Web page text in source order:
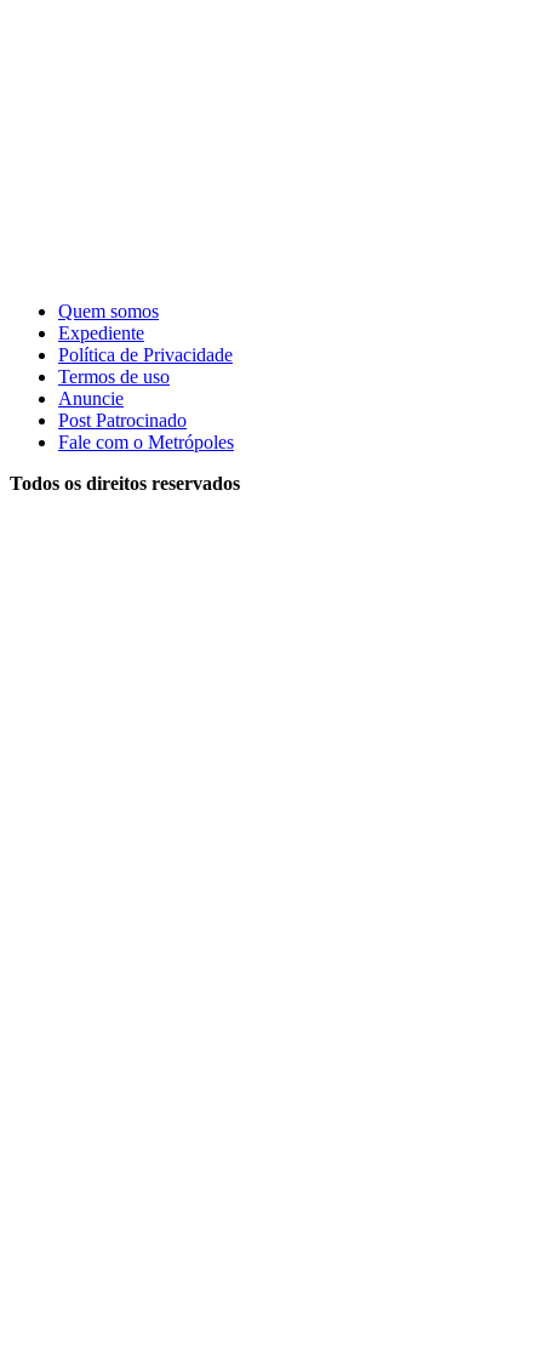
Quem somos
Expediente
Política de Privacidade
Termos de uso
Anuncie
Post Patrocinado
Fale com o Metrópoles
Todos os direitos reservados